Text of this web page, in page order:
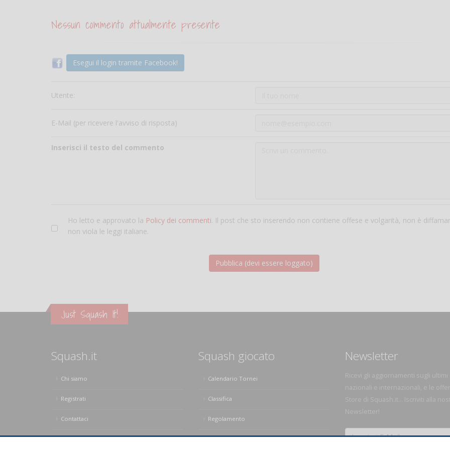
Nessun commento attualmente presente
Esegui il login tramite Facebook!
Utente:
E-Mail (per ricevere l'avviso di risposta)
Inserisci il testo del commento
Ho letto e approvato la Policy dei commenti. Il post che sto inserendo non contiene offese e volgarità, non è
non viola le leggi italiane.
Just Squash It!
Squash.it
Chi siamo
Registrati
Contattaci
Privacy Policy
Squash giocato
Calendario Tornei
Classifica
Regolamento
Regole dello Squash
Newsletter
Ricevi gli aggiornamenti sugli ultimi
nazionali e internazionali, e le
Store di Squash.it... Iscriviti alla
Newsletter!